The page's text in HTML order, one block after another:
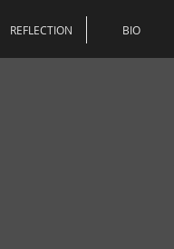
REFLECTION BIO